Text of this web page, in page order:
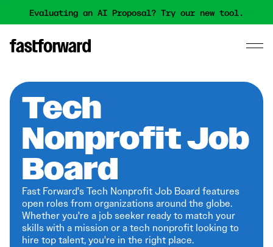
Evaluating an AI Proposal? Try our new tool.
Tech
Nonprofit Job
Board
Fast Forward's Tech Nonprofit Job Board features
open roles from organizations around the globe.
Whether you're a job seeker ready to match your
skills with a mission or a tech nonprofit looking to
hire top talent, you're in the right place.